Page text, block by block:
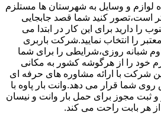
لوازم و وسایل به شهرستان ها مستلزم
است،تصور کنید شما قصد جابجایی
را دارید برای این کار در ابتدا می
را انتخاب نمایید.شرکت باربری
شبانه روزی،شرایطی را برای شما
خود را از هرگوشه کشور به مکانی
شرکت با ارائه مشاوره های حرفه ای
شما قرار می دهد.وانت بار پاوه با
و ثبت مجوز برای حمل بار وانت و نیسان
هر بابت راحت می کند.